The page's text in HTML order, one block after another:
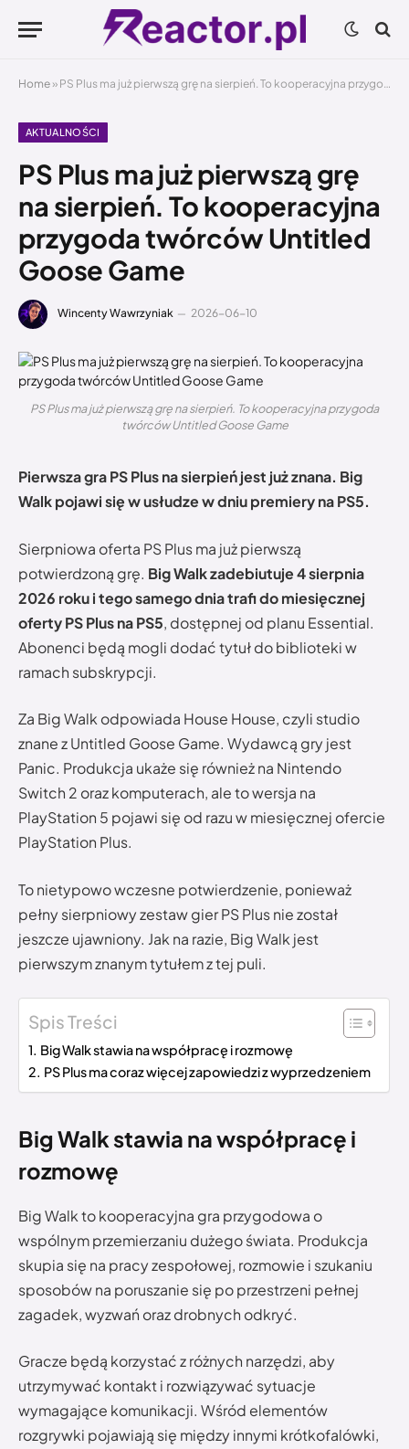
Home » PS Plus ma już pierwszą grę na sierpień. To kooperacyjna przygoda twórców Untitled Goose Game
AKTUALNOŚCI
PS Plus ma już pierwszą grę
na sierpień. To kooperacyjna
przygoda twórców Untitled
Goose Game
Wincenty Wawrzyniak 2026-06-10
PS Plus ma już pierwszą grę na sierpień. To kooperacyjna przygoda
twórców Untitled Goose Game
Pierwsza gra PS Plus na sierpień jest już znana. Big
Walk pojawi się w usłudze w dniu premiery na PS5.
Sierpniowa oferta PS Plus ma już pierwszą
potwierdzoną grę. Big Walk zadebiutuje 4 sierpnia
2026 roku i tego samego dnia trafi do miesięcznej
oferty PS Plus na PS5, dostępnej od planu Essential.
Abonenci będą mogli dodać tytuł do biblioteki w
ramach subskrypcji.
Za Big Walk odpowiada House House, czyli studio
znane z Untitled Goose Game. Wydawcą gry jest
Panic. Produkcja ukaże się również na Nintendo
Switch 2 oraz komputerach, ale to wersja na
PlayStation 5 pojawi się od razu w miesięcznej ofercie
PlayStation Plus.
To nietypowo wczesne potwierdzenie, ponieważ
pełny sierpniowy zestaw gier PS Plus nie został
jeszcze ujawniony. Jak na razie, Big Walk jest
pierwszym znanym tytułem z tej puli.
Spis Treści
Big Walk stawia na współpracę i rozmowę
PS Plus ma coraz więcej zapowiedzi z wyprzedzeniem
Big Walk stawia na współpracę i
rozmowę
Big Walk to kooperacyjna gra przygodowa o
wspólnym przemierzaniu dużego świata. Produkcja
skupia się na pracy zespołowej, rozmowie i szukaniu
sposobów na poruszanie się po przestrzeni pełnej
zagadek, wyzwań oraz drobnych odkryć.
Gracze będą korzystać z różnych narzędzi, aby
utrzymywać kontakt i rozwiązywać sytuacje
wymagające komunikacji. Wśród elementów
rozgrywki pojawiają się między innymi krótkofalówki,